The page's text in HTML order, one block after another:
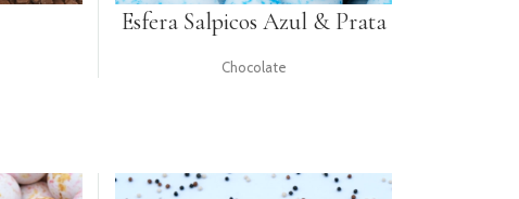
Esfera Salpicos Azul & Prata
Chocolate